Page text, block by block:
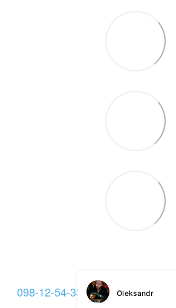
098-12-54-333 093-12-54-333